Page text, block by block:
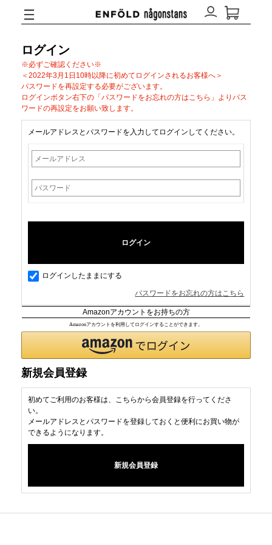
ログイン
※必ずご確認ください※
＜2022年3月1日10時以降に初めてログインされるお客様へ＞
パスワードを再設定する必要がございます。
ログインボタン右下の「パスワードをお忘れの方はこちら」よりパス
ワードの再設定をお願い致します。
メールアドレスとパスワードを入力してログインしてください。
ログインしたままにする
パスワードをお忘れの方はこちら
Amazonアカウントをお持ちの方
Amazonアカウントを利用してログインすることができます。
新規会員登録
初めてご利用のお客様は、こちらから会員登録を行ってくださ
い。
メールアドレスとパスワードを登録しておくと便利にお買い物が
できるようになります。